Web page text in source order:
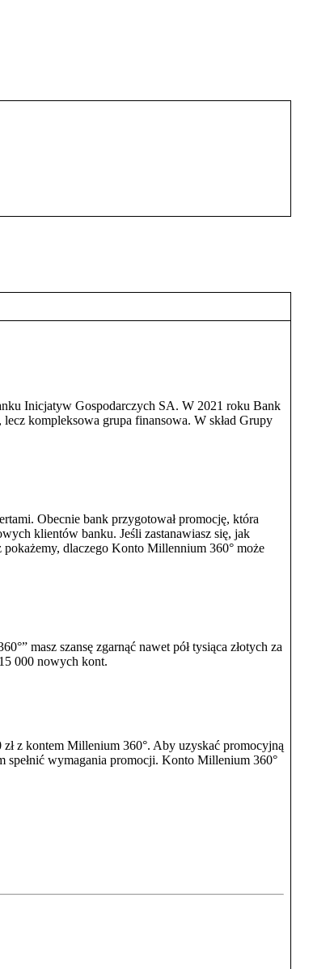
Inicjatyw Gospodarczych SA. W 2021 roku Bank
kompleksowa grupa finansowa. W skład Grupy
Obecnie bank przygotował promocję, która
klientów banku. Jeśli zastanawiasz się, jak
dlaczego Konto Millennium 360° może
masz szansę zgarnąć nawet pół tysiąca złotych za
000 nowych kont.
z kontem Millenium 360°. Aby uzyskać promocyjną
spełnić wymagania promocji. Konto Millenium 360°